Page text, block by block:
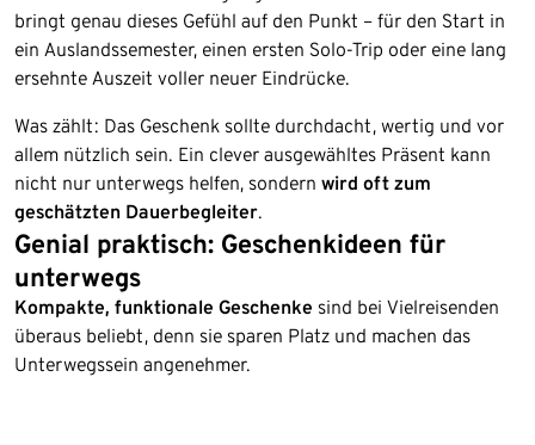
bringt genau dieses Gefühl auf den Punkt – für den Start in
ein Auslandssemester, einen ersten Solo-Trip oder eine lang
ersehnte Auszeit voller neuer Eindrücke.
Was zählt: Das Geschenk sollte durchdacht, wertig und vor
allem nützlich sein. Ein clever ausgewähltes Präsent kann
nicht nur unterwegs helfen, sondern wird oft zum
geschätzten Dauerbegleiter.
Genial praktisch: Geschenkideen für
unterwegs
Kompakte, funktionale Geschenke sind bei Vielreisenden
überaus beliebt, denn sie sparen Platz und machen das
Unterwegssein angenehmer.